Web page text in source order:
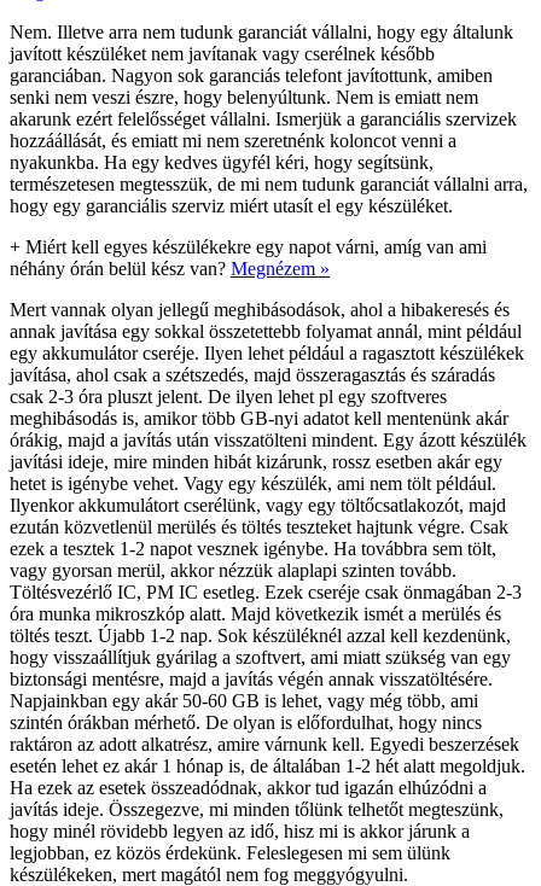
Nem. Illetve arra nem tudunk garanciát vállalni, hogy egy általunk
javított készüléket nem javítanak vagy cserélnek később
garanciában. Nagyon sok garanciás telefont javítottunk, amiben
senki nem veszi észre, hogy belenyúltunk. Nem is emiatt nem
akarunk ezért felelősséget vállalni. Ismerjük a garanciális szervizek
hozzáállását, és emiatt mi nem szeretnénk koloncot venni a
nyakunkba. Ha egy kedves ügyfél kéri, hogy segítsünk,
természetesen megtesszük, de mi nem tudunk garanciát vállalni arra,
hogy egy garanciális szerviz miért utasít el egy készüléket.
+ Miért kell egyes készülékekre egy napot várni, amíg van ami
néhány órán belül kész van? Megnézem »
Mert vannak olyan jellegű meghibásodások, ahol a hibakeresés és
annak javítása egy sokkal összetettebb folyamat annál, mint például
egy akkumulátor cseréje. Ilyen lehet például a ragasztott készülékek
javítása, ahol csak a szétszedés, majd összeragasztás és száradás
csak 2-3 óra pluszt jelent. De ilyen lehet pl egy szoftveres
meghibásodás is, amikor több GB-nyi adatot kell mentenünk akár
órákig, majd a javítás után visszatölteni mindent. Egy ázott készülék
javítási ideje, mire minden hibát kizárunk, rossz esetben akár egy
hetet is igénybe vehet. Vagy egy készülék, ami nem tölt például.
Ilyenkor akkumulátort cserélünk, vagy egy töltőcsatlakozót, majd
ezután közvetlenül merülés és töltés teszteket hajtunk végre. Csak
ezek a tesztek 1-2 napot vesznek igénybe. Ha továbbra sem tölt,
vagy gyorsan merül, akkor nézzük alaplapi szinten tovább.
Töltésvezérlő IC, PM IC esetleg. Ezek cseréje csak önmagában 2-3
óra munka mikroszkóp alatt. Majd következik ismét a merülés és
töltés teszt. Újabb 1-2 nap. Sok készüléknél azzal kell kezdenünk,
hogy visszaállítjuk gyárilag a szoftvert, ami miatt szükség van egy
biztonsági mentésre, majd a javítás végén annak visszatöltésére.
Napjainkban egy akár 50-60 GB is lehet, vagy még több, ami
szintén órákban mérhető. De olyan is előfordulhat, hogy nincs
raktáron az adott alkatrész, amire várnunk kell. Egyedi beszerzések
esetén lehet ez akár 1 hónap is, de általában 1-2 hét alatt megoldjuk.
Ha ezek az esetek összeadódnak, akkor tud igazán elhúzódni a
javítás ideje. Összegezve, mi minden tőlünk telhetőt megteszünk,
hogy minél rövidebb legyen az idő, hisz mi is akkor járunk a
legjobban, ez közös érdekünk. Feleslegesen mi sem ülünk
készülékeken, mert magától nem fog meggyógyulni.